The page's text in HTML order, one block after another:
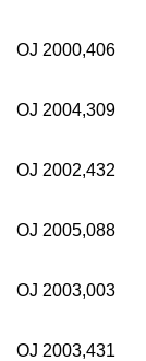
OJ 2000,406
OJ 2004,309
OJ 2002,432
OJ 2005,088
OJ 2003,003
OJ 2003,431